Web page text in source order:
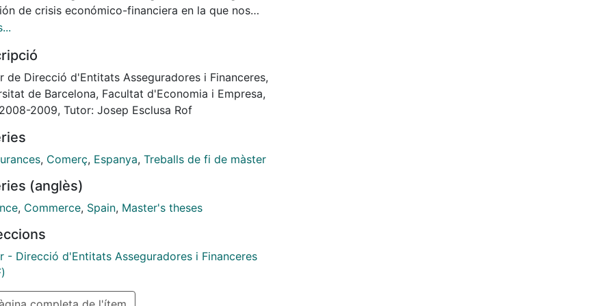
de crisis económico-financiera en la que nos
caracterizada por una fuerte
de Comercio. Será primordial el análisis
de la realidad del mercado, de los resultados
y evolución del ramo, para conseguir resultados
en este producto.
permitirán tomar las medidas precisas
el ramo Multirriesgo de Comercios siga dando
obtener resultados mediante el análisis de
de Direcció d'Entitats Asseguradores i Financeres,
de Barcelona, Facultat d'Economia i Empresa,
2009, Tutor: Josep Esclusa Rof
, Comerç, Espanya, Treballs de fi de màster
(anglès)
, Commerce, Spain, Master's theses
- Direcció d'Entitats Asseguradores i Financeres